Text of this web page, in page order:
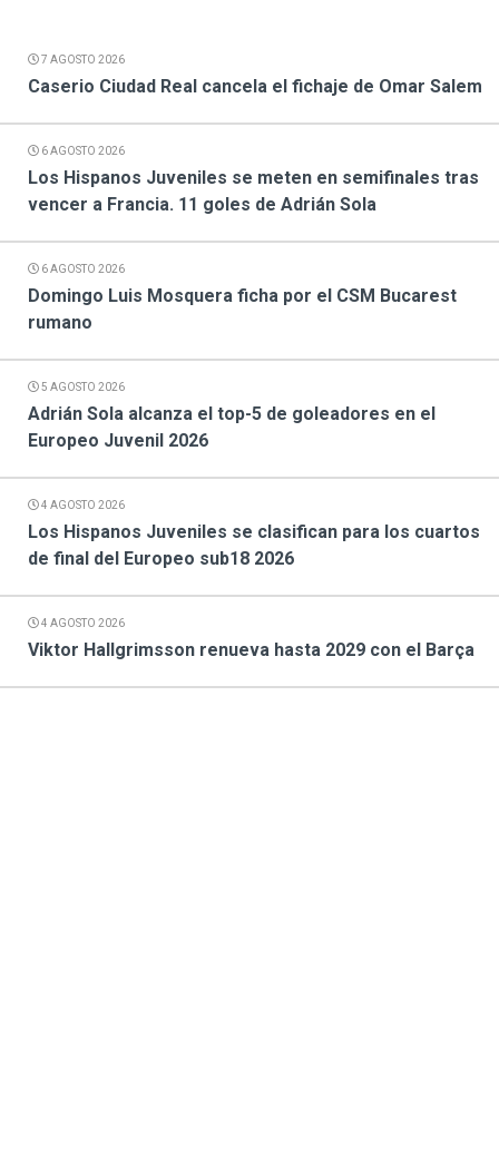
7 AGOSTO 2026
Caserio Ciudad Real cancela el fichaje de Omar Salem
6 AGOSTO 2026
Los Hispanos Juveniles se meten en semifinales tras
vencer a Francia. 11 goles de Adrián Sola
6 AGOSTO 2026
Domingo Luis Mosquera ficha por el CSM Bucarest
rumano
5 AGOSTO 2026
Adrián Sola alcanza el top-5 de goleadores en el
Europeo Juvenil 2026
4 AGOSTO 2026
Los Hispanos Juveniles se clasifican para los cuartos
de final del Europeo sub18 2026
4 AGOSTO 2026
Viktor Hallgrimsson renueva hasta 2029 con el Barça